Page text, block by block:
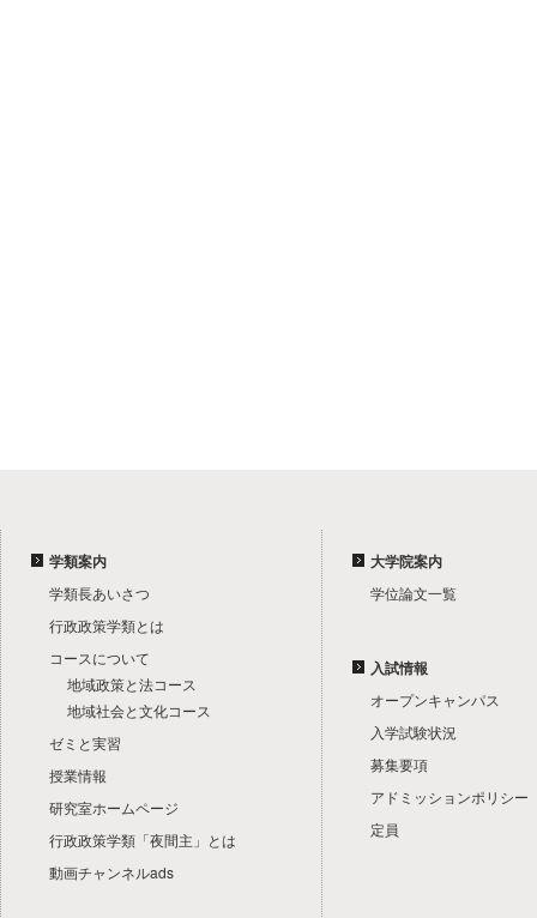
学類案内
学類長あいさつ
行政政策学類とは
コースについて
地域政策と法コース
地域社会と文化コース
ゼミと実習
授業情報
研究室ホームページ
行政政策学類「夜間主」とは
動画チャンネルads
大学院案内
学位論文一覧
入試情報
オープンキャンパス
入学試験状況
募集要項
アドミッションポリシー
定員